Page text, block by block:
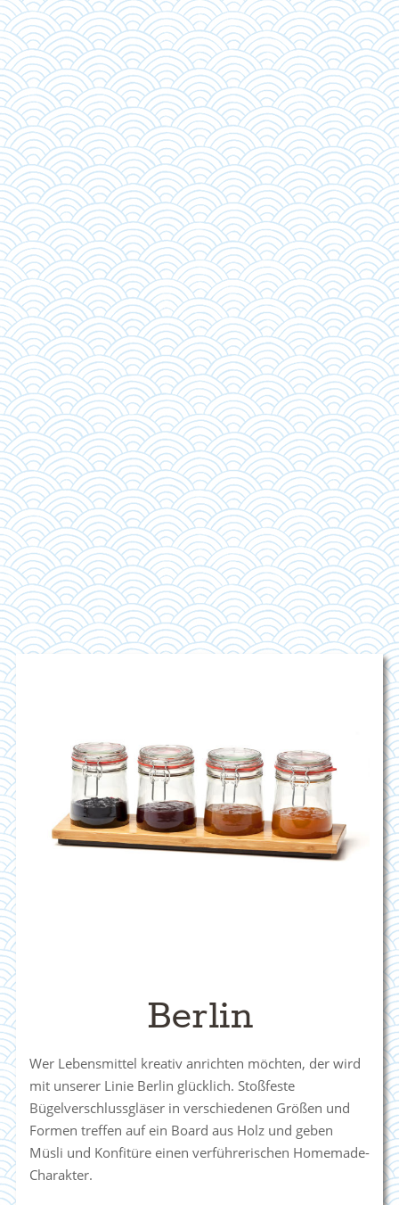
Berlin
Wer Lebensmittel kreativ anrichten möchten, der wird
mit unserer Linie Berlin glücklich. Stoßfeste
Bügelverschlussgläser in verschiedenen Größen und
Formen treffen auf ein Board aus Holz und geben
Müsli und Konfitüre einen verführerischen Homemade-
Charakter.